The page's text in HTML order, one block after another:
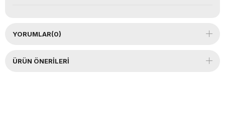
YORUMLAR(0)
ÜRÜN ÖNERILERI